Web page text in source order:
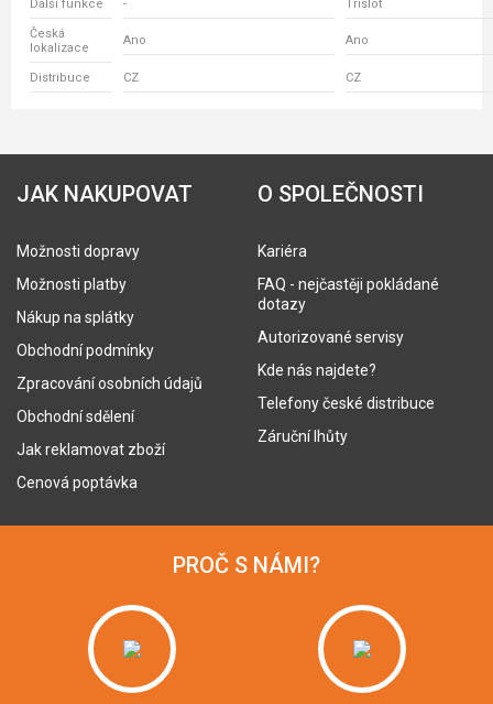
Další funkce
- Trislot
Česká
lokalizace
Ano Ano
Distribuce CZ CZ
JAK NAKUPOVAT
Možnosti dopravy
Možnosti platby
Nákup na splátky
Obchodní podmínky
Zpracování osobních údajů
Obchodní sdělení
Jak reklamovat zboží
Cenová poptávka
O SPOLEČNOSTI
Kariéra
FAQ - nejčastěji pokládané
dotazy
Autorizované servisy
Kde nás najdete?
Telefony české distribuce
Záruční lhůty
PROČ S NÁMI?